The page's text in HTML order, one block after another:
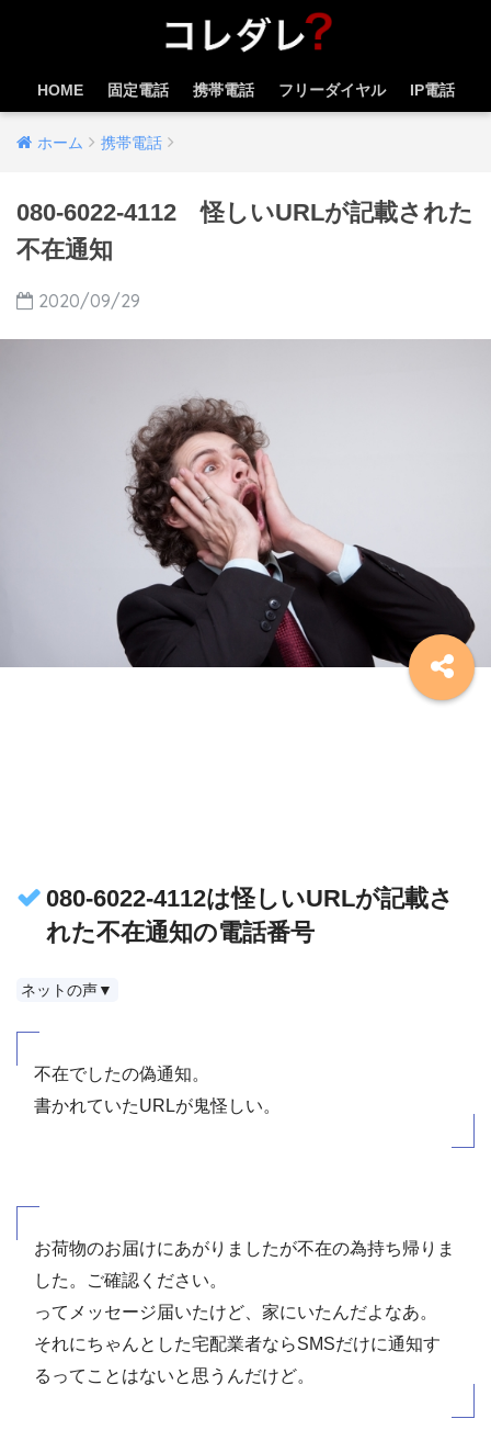
HOME 固定電話 携帯電話 フリーダイヤル IP電話
ホーム 携帯電話
080-6022-4112 怪しいURLが記載された
不在通知
2020/09/29
080-6022-4112は怪しいURLが記載さ
れた不在通知の電話番号
ネットの声▼
不在でしたの偽通知。
書かれていたURLが鬼怪しい。
お荷物のお届けにあがりましたが不在の為持ち帰りま
した。ご確認ください。
ってメッセージ届いたけど、家にいたんだよなあ。
それにちゃんとした宅配業者ならSMSだけに通知す
るってことはないと思うんだけど。